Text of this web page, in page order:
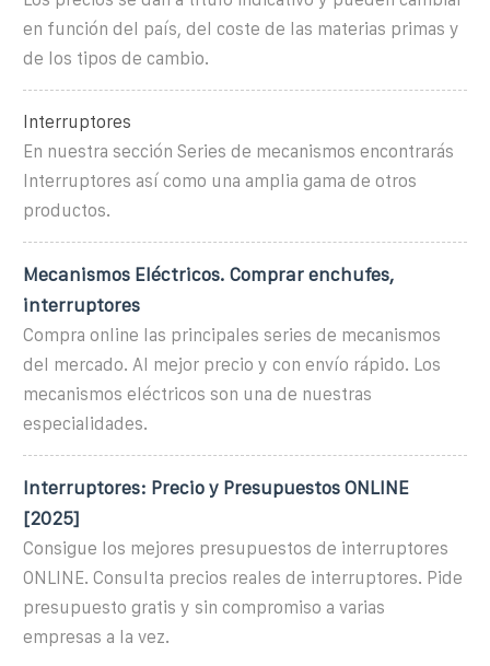
en función del país, del coste de las materias primas y
de los tipos de cambio.
Interruptores
En nuestra sección Series de mecanismos encontrarás
Interruptores así como una amplia gama de otros
productos.
Mecanismos Eléctricos. Comprar enchufes,
interruptores
Compra online las principales series de mecanismos
del mercado. Al mejor precio y con envío rápido. Los
mecanismos eléctricos son una de nuestras
especialidades.
Interruptores: Precio y Presupuestos ONLINE
[2025]
Consigue los mejores presupuestos de interruptores
ONLINE. Consulta precios reales de interruptores. Pide
presupuesto gratis y sin compromiso a varias
empresas a la vez.